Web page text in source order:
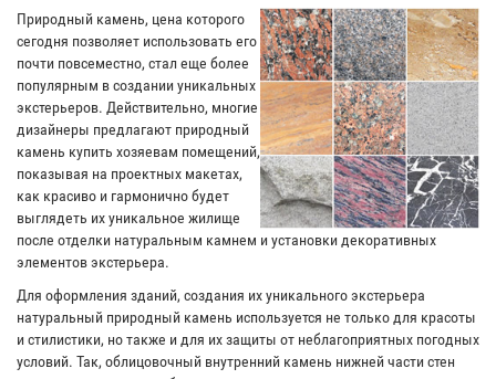
Природный камень, цена которого
сегодня позволяет использовать его
почти повсеместно, стал еще более
популярным в создании уникальных
экстерьеров. Действительно, многие
дизайнеры предлагают природный
камень купить хозяевам помещений,
показывая на проектных макетах,
как красиво и гармонично будет
выглядеть их уникальное жилище
после отделки натуральным камнем и установки декоративных
элементов экстерьера.
Для оформления зданий, создания их уникального экстерьера
натуральный природный камень используется не только для красоты
и стилистики, но также и для их защиты от неблагоприятных погодных
условий. Так, облицовочный внутренний камень нижней части стен